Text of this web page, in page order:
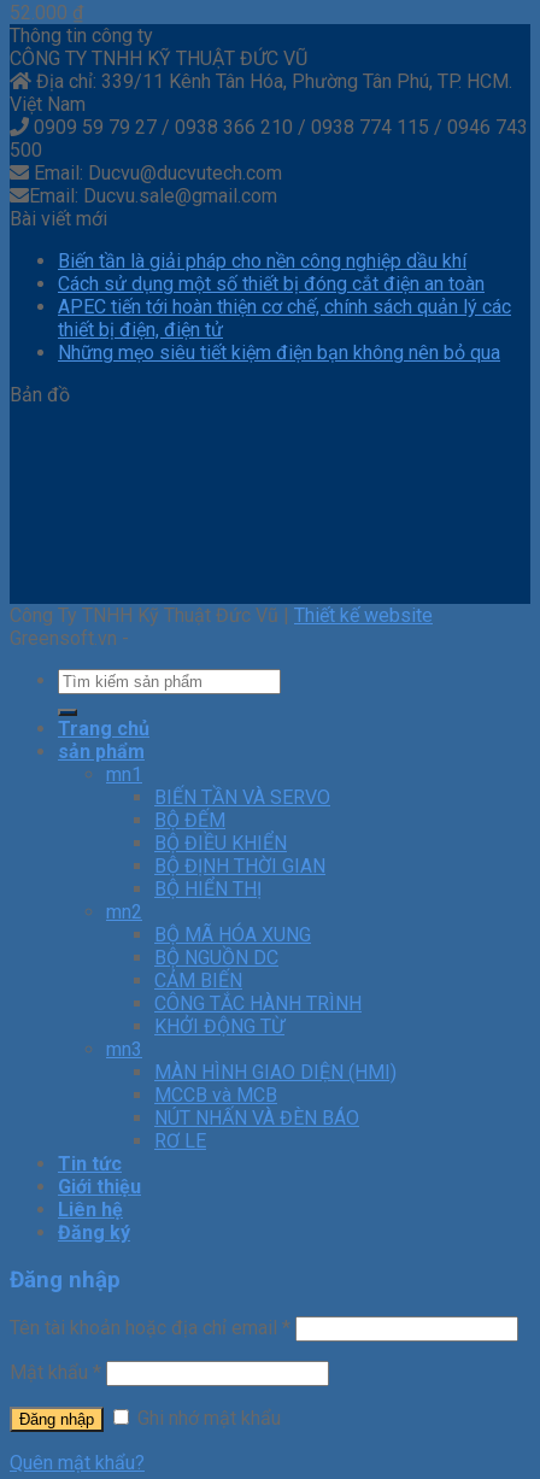
52.000 ₫
Thông tin công ty
CÔNG TY TNHH KỸ THUẬT ĐỨC VŨ
Địa chỉ: 339/11 Kênh Tân Hóa, Phường Tân Phú, TP. HCM.
Việt Nam
0909 59 79 27 / 0938 366 210 / 0938 774 115 / 0946 743
500
Email: Ducvu@ducvutech.com
Email: Ducvu.sale@gmail.com
Bài viết mới
Biến tần là giải pháp cho nền công nghiệp dầu khí
Cách sử dụng một số thiết bị đóng cắt điện an toàn
APEC tiến tới hoàn thiện cơ chế, chính sách quản lý các
thiết bị điện, điện tử
Những mẹo siêu tiết kiệm điện bạn không nên bỏ qua
Bản đồ
Công Ty TNHH Kỹ Thuật Đức Vũ | Thiết kế website
Greensoft.vn -
Trang chủ
sản phẩm
mn1
BIẾN TẦN VÀ SERVO
BỘ ĐẾM
BỘ ĐIỀU KHIỂN
BỘ ĐỊNH THỜI GIAN
BỘ HIỂN THỊ
mn2
BỘ MÃ HÓA XUNG
BỘ NGUỒN DC
CẢM BIẾN
CÔNG TẮC HÀNH TRÌNH
KHỞI ĐỘNG TỪ
mn3
MÀN HÌNH GIAO DIỆN (HMI)
MCCB và MCB
NÚT NHẤN VÀ ĐÈN BÁO
RƠ LE
Tin tức
Giới thiệu
Liên hệ
Đăng ký
Đăng nhập
Tên tài khoản hoặc địa chỉ email *
Mật khẩu *
Đăng nhập
Ghi nhớ mật khẩu
Quên mật khẩu?